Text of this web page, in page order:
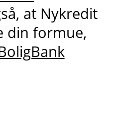
at Nykredit
din formue,